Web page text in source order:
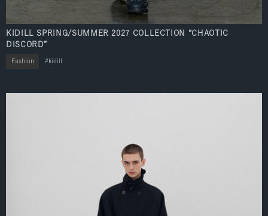
KIDILL SPRING/SUMMER 2027 COLLECTION “CHAOTIC
DISCORD”
Fashion kidill